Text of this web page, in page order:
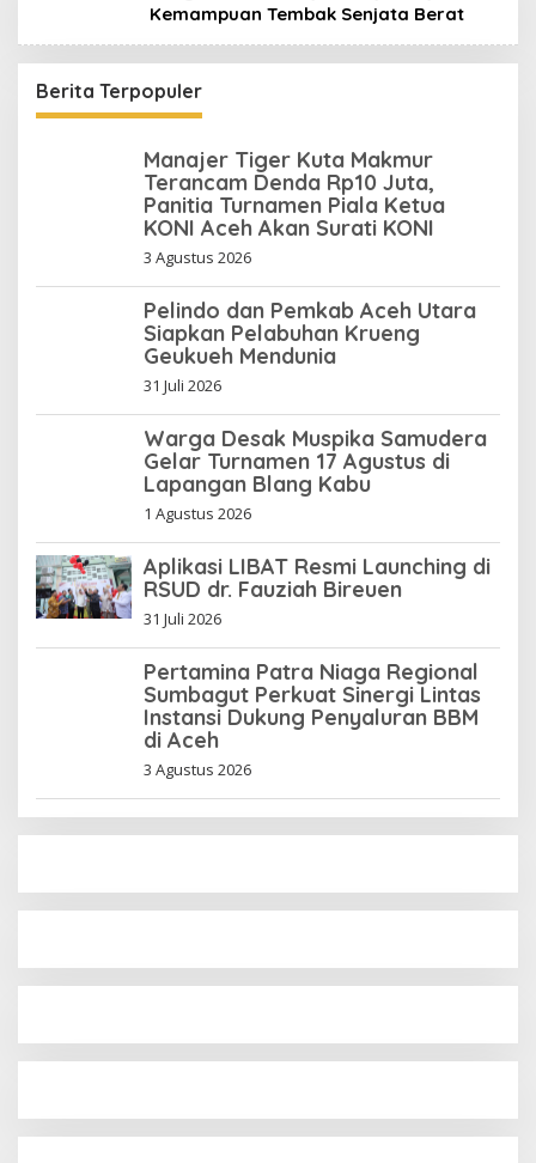
Kemampuan Tembak Senjata Berat
Berita Terpopuler
Manajer Tiger Kuta Makmur
Terancam Denda Rp10 Juta,
Panitia Turnamen Piala Ketua
KONI Aceh Akan Surati KONI
3 Agustus 2026
Pelindo dan Pemkab Aceh Utara
Siapkan Pelabuhan Krueng
Geukueh Mendunia
31 Juli 2026
Warga Desak Muspika Samudera
Gelar Turnamen 17 Agustus di
Lapangan Blang Kabu
1 Agustus 2026
Aplikasi LIBAT Resmi Launching di
RSUD dr. Fauziah Bireuen
31 Juli 2026
Pertamina Patra Niaga Regional
Sumbagut Perkuat Sinergi Lintas
Instansi Dukung Penyaluran BBM
di Aceh
3 Agustus 2026